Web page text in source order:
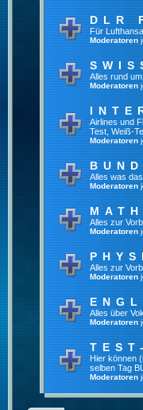
DLR
Für
Moderatoren
Alles rund
Moderatoren
Airlines und
Test, Weiß-
Moderatoren
Alles was
Moderatoren
Alles zur
Moderatoren
Alles zur
Moderatoren
Alles über
Moderatoren
Hier können
selben Tag
Moderatoren